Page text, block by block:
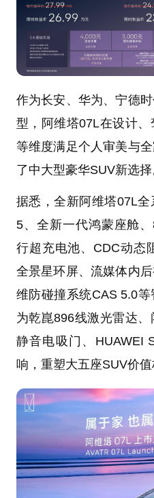
作为长安、华为、宁德
型，阿维塔07L在设计
等维度满足个人审美与
了中大型豪华SUV新选择
据悉，全新阿维塔07L
5、全新一代鸿蒙座舱
行超充电池、CDC动态
全景星环屏、流媒体内
维防碰撞系统CAS 5.0
为乾崑896线激光雷达
静音电吸门、HUAWEI
响，重塑大五座SUV价值